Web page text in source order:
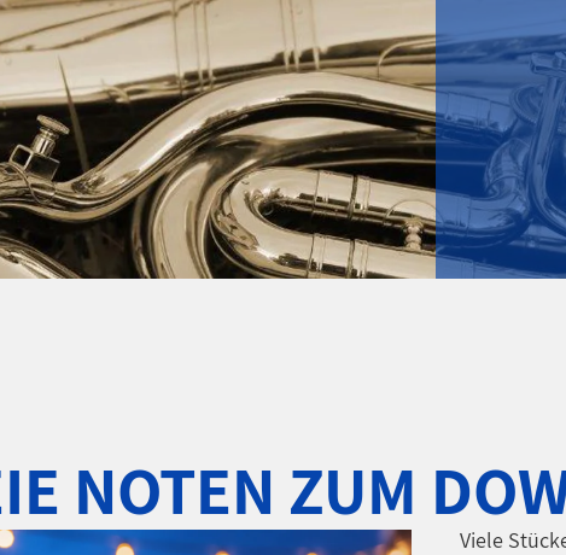
NOTEN ZUM
Viele